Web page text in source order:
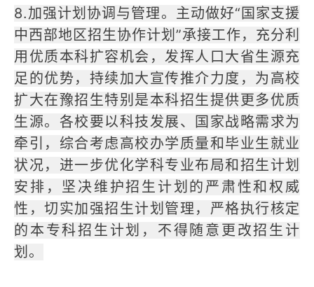
8.加强计划协调与管理。主动做好“国家支援
中西部地区招生协作计划”承接工作，充分利
用优质本科扩容机会，发挥人口大省生源充
足的优势，持续加大宣传推介力度，为高校
扩大在豫招生特别是本科招生提供更多优质
生源。各校要以科技发展、国家战略需求为
牵引，综合考虑高校办学质量和毕业生就业
状况，进一步优化学科专业布局和招生计划
安排，坚决维护招生计划的严肃性和权威
性，切实加强招生计划管理，严格执行核定
的本专科招生计划，不得随意更改招生计
划。